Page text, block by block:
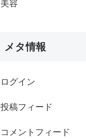
美容
メタ情報
ログイン
投稿フィード
コメントフィード